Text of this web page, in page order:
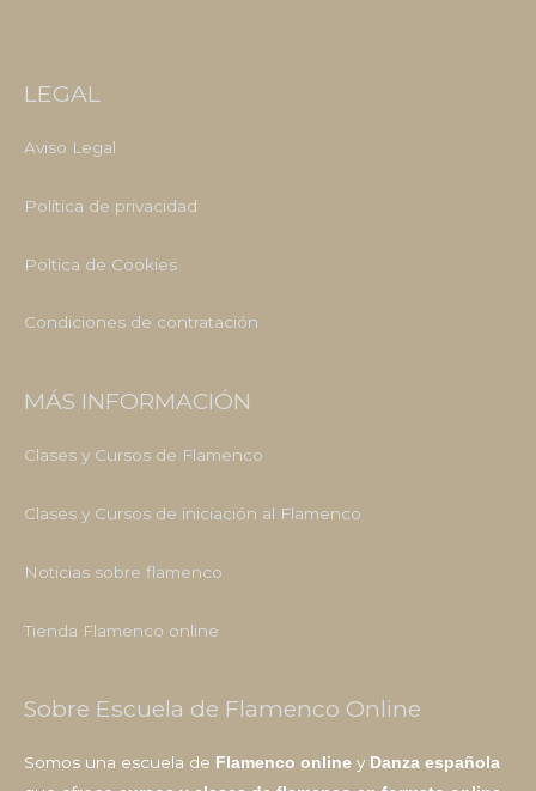
LEGAL
Aviso Legal
Política de privacidad
Poltica de Cookies
Condiciones de contratación
MÁS INFORMACIÓN
Clases y Cursos de Flamenco
Clases y Cursos de iniciación al Flamenco
Noticias sobre flamenco
Tienda Flamenco online
Sobre Escuela de Flamenco Online
Somos una escuela de Flamenco online y Danza española